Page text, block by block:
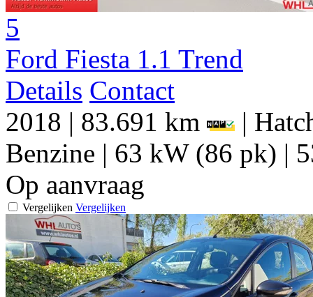
5
Ford Fiesta 1.1 Trend
Details Contact
2018 | 83.691 km |
Benzine | 63 kW (86 pk) |
Op aanvraag
Vergelijken Vergelijken